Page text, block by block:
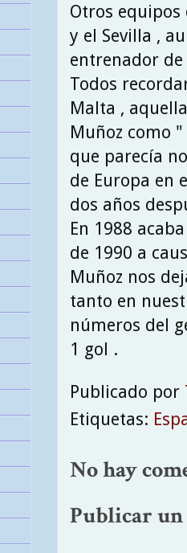
Otros equipos
y el Sevilla ,
entrenador de
Todos
Malta ,
Muñoz como
que parecía
de Europa en
dos años
En 1988
de 1990 a
Muñoz nos
tanto en
números del
1 gol .
Publicado por
Etiquetas:
No hay
Publicar